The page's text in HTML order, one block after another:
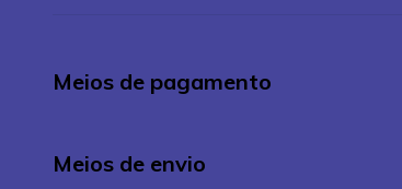
Meios de pagamento
Meios de envio